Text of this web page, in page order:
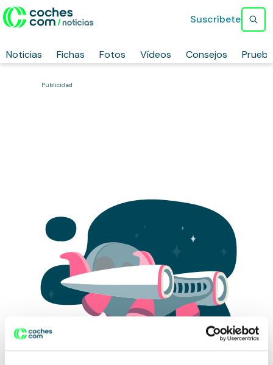
Noticias Fichas Fotos Vídeos Consejos
Suscríbete
Publicidad